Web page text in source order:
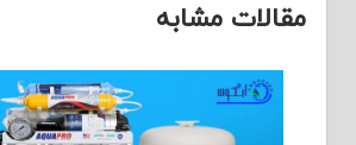
مقالات مشابه